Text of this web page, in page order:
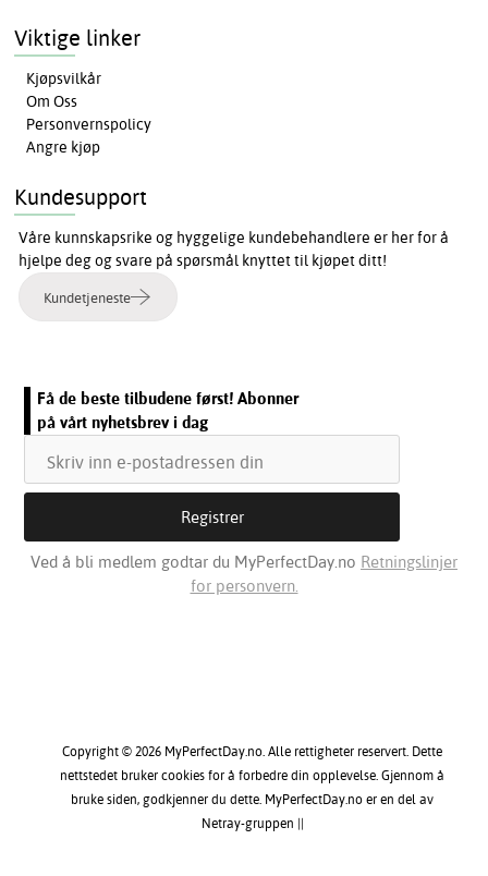
Viktige linker
Kjøpsvilkår
Om Oss
Personvernspolicy
Angre kjøp
Kundesupport
Våre kunnskapsrike og hyggelige kundebehandlere er her for å
hjelpe deg og svare på spørsmål knyttet til kjøpet ditt!
Kundetjeneste
Få de beste tilbudene først! Abonner
på vårt nyhetsbrev i dag
Ved å bli medlem godtar du MyPerfectDay.no Retningslinjer
for personvern.
Copyright © 2026 MyPerfectDay.no. Alle rettigheter reservert. Dette
nettstedet bruker cookies for å forbedre din opplevelse. Gjennom å
bruke siden, godkjenner du dette. MyPerfectDay.no er en del av
Netray-gruppen ||